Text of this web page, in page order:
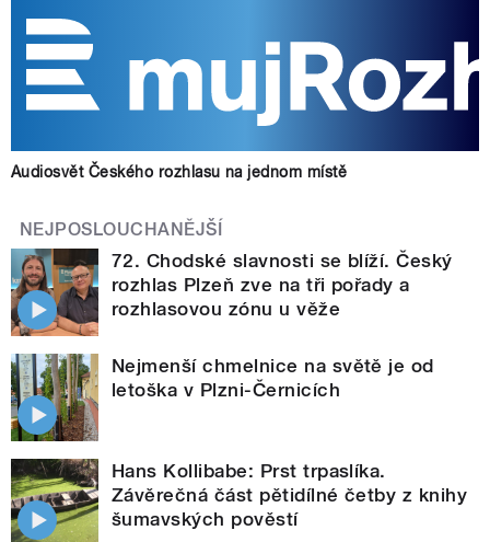
Audiosvět Českého rozhlasu na jednom místě
NEJPOSLOUCHANĚJŠÍ
72. Chodské slavnosti se blíží. Český
rozhlas Plzeň zve na tři pořady a
rozhlasovou zónu u věže
Nejmenší chmelnice na světě je od
letoška v Plzni-Černicích
Hans Kollibabe: Prst trpaslíka.
Závěrečná část pětidílné četby z knihy
šumavských pověstí